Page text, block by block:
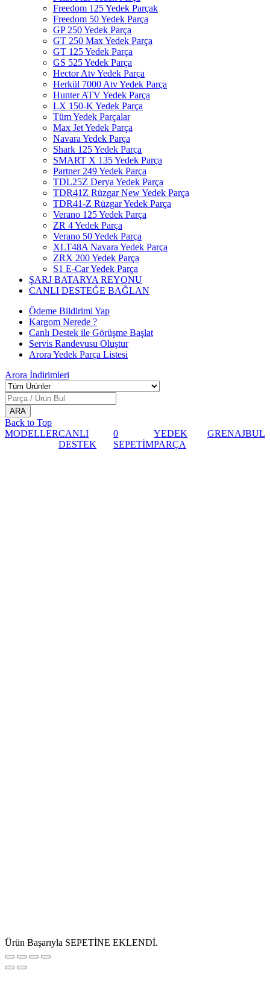
Freedom 125 Yedek Parçak
Freedom 50 Yedek Parça
GP 250 Yedek Parça
GT 250 Max Yedek Parça
GT 125 Yedek Parça
GS 525 Yedek Parça
Hector Atv Yedek Parça
Herkül 7000 Atv Yedek Parça
Hunter ATV Yedek Parça
LX 150-K Yedek Parça
Tüm Yedek Parçalar
Max Jet Yedek Parça
Navara Yedek Parça
Shark 125 Yedek Parça
SMART X 135 Yedek Parça
Partner 249 Yedek Parça
TDL25Z Derya Yedek Parça
TDR41Z Rüzgar New Yedek Parça
TDR41-Z Rüzgar Yedek Parça
Verano 125 Yedek Parça
ZR 4 Yedek Parça
Verano 50 Yedek Parça
XLT48A Navara Yedek Parça
ZRX 200 Yedek Parça
S1 E-Car Yedek Parça
ŞARJ BATARYA REYONU
CANLI DESTEĞE BAĞLAN
Ödeme Bildirimi Yap
Kargom Nerede ?
Canlı Destek ile Görüşme Başlat
Servis Randevusu Oluştur
Arora Yedek Parça Listesi
Arora İndirimleri
Back to Top
MODELLERCANLI
DESTEK
0
SEPETİM
YEDEK
PARÇA
GRENAJBUL
Ürün Başarıyla SEPETİNE EKLENDİ.